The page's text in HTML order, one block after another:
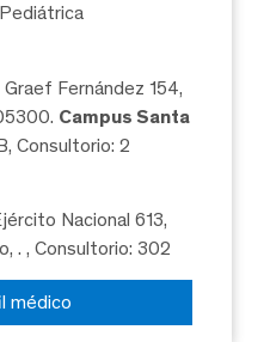
Graef Fernández 154,
Campus Santa
Consultorio: 2
Nacional 613,
., Consultorio: 302
médico